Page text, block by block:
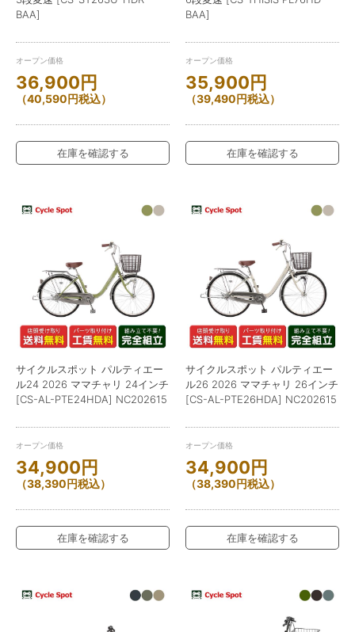
BAA]
オープン価格
36,900円
（40,590円税込）
在庫を確認する
BAA]
オープン価格
35,900円
（39,490円税込）
在庫を確認する
サイクルスポット パルティエー
ル24 2026 ママチャリ 24インチ
[CS-AL-PTE24HDA] NC202615
オープン価格
34,900円
（38,390円税込）
在庫を確認する
サイクルスポット パルティエー
ル26 2026 ママチャリ 26インチ
[CS-AL-PTE26HDA] NC202615
オープン価格
34,900円
（38,390円税込）
在庫を確認する